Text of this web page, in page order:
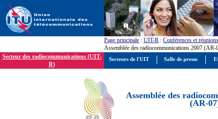
Page principale : UIT-R : Conférences et réunions
Assemblée des radiocommunications 2007 (AR-
Secteur des radiocommunications (UIT-
R)
Assemblée des
(AR-
Secteurs de l'UIT Salle de presse